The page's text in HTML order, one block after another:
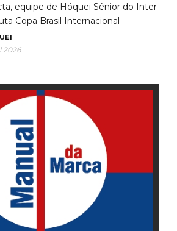
equipe de Hóquei Sênior do Inter
Copa Brasil Internacional
2026